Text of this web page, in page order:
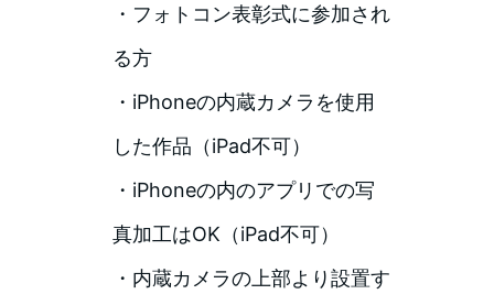
・フォトコン表彰式に参加され
る方
・iPhoneの内蔵カメラを使用
した作品（iPad不可）
・iPhoneの内のアプリでの写
真加工はOK（iPad不可）
・内蔵カメラの上部より設置す